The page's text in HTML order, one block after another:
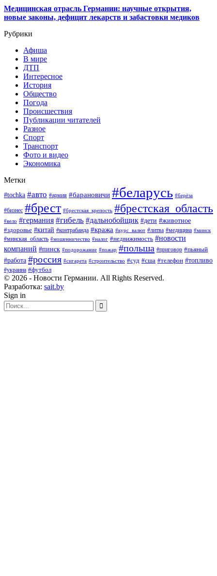
Медицинская отрасль Германии: научные открытия,
новые законы, дефицит лекарств и забастовки медиков
Рубрики
Афиша
В мире
ДТП
Интересное
История
Общество
Погода
Происшествия
Публикации читателей
Разное
Спорт
Транспорт
Фото и видео
Экономика
Метки
#tochka #авто #армия #барановичи #беларусь #берёза
#бизнес #брест #брестская_крепость #брестская_область
#вело #германия #гибель #дальнобойщик #дети #животное
#здоровье #китай #контрабанда #кража #курс_валют #литва #медицина #минск
#минская_область #мошенничество #налог #недвижимость #новости
компаний #пинск #подорожание #пожар #польша #приговор #пьяный
#работа #россия #сигарета #строительство #суд #сша #телефон #топливо
#украина #футбол
© 2026 - Новости Германии. All Rights Reserved.
Разработка: sait.by
Sign in